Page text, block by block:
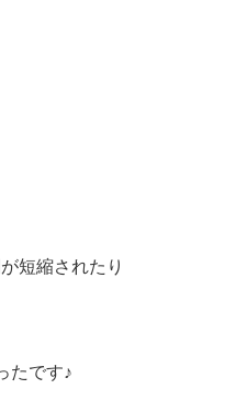
短縮されたり
たです♪